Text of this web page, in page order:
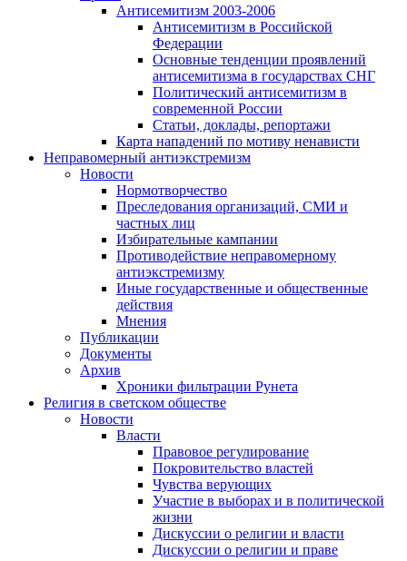
Антисемитизм 2003-2006
Антисемитизм в Российской
Федерации
Основные тенденции проявлений
антисемитизма в государствах СНГ
Политический антисемитизм в
современной России
Статьи, доклады, репортажи
Карта нападений по мотиву ненависти
Неправомерный антиэкстремизм
Новости
Нормотворчество
Преследования организаций, СМИ и
частных лиц
Избирательные кампании
Противодействие неправомерному
антиэкстремизму
Иные государственные и общественные
действия
Мнения
Публикации
Документы
Архив
Хроники фильтрации Рунета
Религия в светском обществе
Новости
Власти
Правовое регулирование
Покровительство властей
Чувства верующих
Участие в выборах и в политической
жизни
Дискуссии о религии и власти
Дискуссии о религии и праве